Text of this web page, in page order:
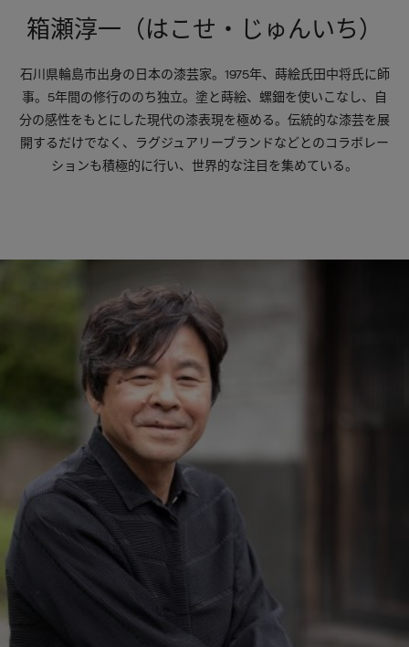
箱瀬淳一（はこせ・じゅんいち）
石川県輪島市出身の日本の漆芸家。1975年、蒔絵氏田中将氏に師
事。5年間の修行ののち独立。塗と蒔絵、螺鈿を使いこなし、自
分の感性をもとにした現代の漆表現を極める。伝統的な漆芸を展
開するだけでなく、ラグジュアリーブランドなどとのコラボレー
ションも積極的に行い、世界的な注目を集めている。